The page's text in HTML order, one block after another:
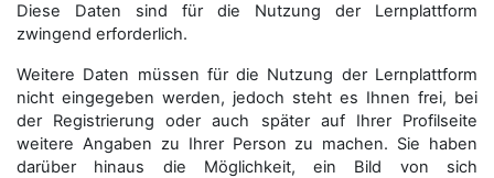
Diese Daten sind für die Nutzung der Lernplattform
zwingend erforderlich.
Weitere Daten müssen für die Nutzung der Lernplattform
nicht eingegeben werden, jedoch steht es Ihnen frei, bei
der Registrierung oder auch später auf Ihrer Profilseite
weitere Angaben zu Ihrer Person zu machen. Sie haben
darüber hinaus die Möglichkeit, ein Bild von sich